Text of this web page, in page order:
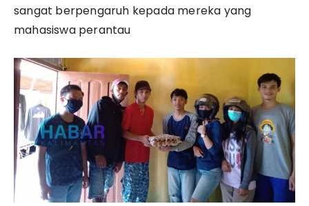
sangat berpengaruh kepada mereka yang
mahasiswa perantau